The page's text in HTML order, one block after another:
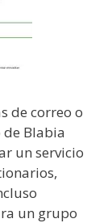
de correo o
de Blabia
un servicio
un grupo